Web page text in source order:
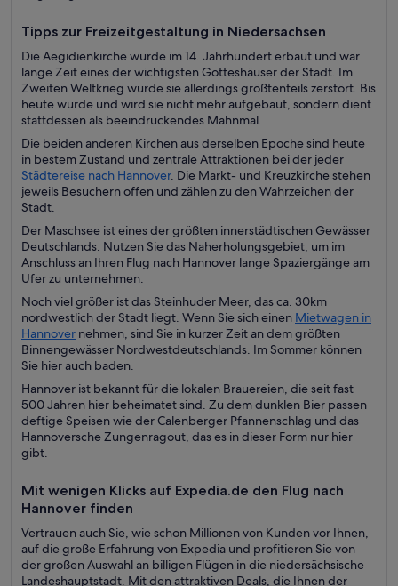
Tipps zur Freizeitgestaltung in Niedersachsen
Die Aegidienkirche wurde im 14. Jahrhundert erbaut und war
lange Zeit eines der wichtigsten Gotteshäuser der Stadt. Im
Zweiten Weltkrieg wurde sie allerdings größtenteils zerstört. Bis
heute wurde und wird sie nicht mehr aufgebaut, sondern dient
stattdessen als beeindruckendes Mahnmal.
Die beiden anderen Kirchen aus derselben Epoche sind heute
in bestem Zustand und zentrale Attraktionen bei der jeder
Städtereise nach Hannover. Die Markt- und Kreuzkirche stehen
jeweils Besuchern offen und zählen zu den Wahrzeichen der
Stadt.
Der Maschsee ist eines der größten innerstädtischen Gewässer
Deutschlands. Nutzen Sie das Naherholungsgebiet, um im
Anschluss an Ihren Flug nach Hannover lange Spaziergänge am
Ufer zu unternehmen.
Noch viel größer ist das Steinhuder Meer, das ca. 30km
nordwestlich der Stadt liegt. Wenn Sie sich einen Mietwagen in
Hannover nehmen, sind Sie in kurzer Zeit an dem größten
Binnengewässer Nordwestdeutschlands. Im Sommer können
Sie hier auch baden.
Hannover ist bekannt für die lokalen Brauereien, die seit fast
500 Jahren hier beheimatet sind. Zu dem dunklen Bier passen
deftige Speisen wie der Calenberger Pfannenschlag und das
Hannoversche Zungenragout, das es in dieser Form nur hier
gibt.
Mit wenigen Klicks auf Expedia.de den Flug nach
Hannover finden
Vertrauen auch Sie, wie schon Millionen von Kunden vor Ihnen,
auf die große Erfahrung von Expedia und profitieren Sie von
der großen Auswahl an billigen Flügen in die niedersächsische
Landeshauptstadt. Mit den attraktiven Deals, die Ihnen der